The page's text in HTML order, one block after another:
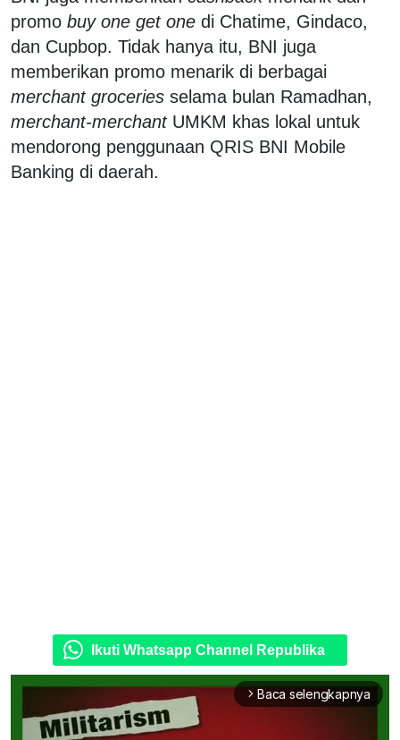
promo buy one get one di Chatime, Gindaco,
dan Cupbop. Tidak hanya itu, BNI juga
memberikan promo menarik di berbagai
merchant groceries selama bulan Ramadhan,
merchant-merchantUMKM khas lokal untuk
mendorong penggunaan QRIS BNI Mobile
Banking di daerah.
Ikuti Whatsapp Channel Republika
arrow_forward_ios Baca selengkapnya